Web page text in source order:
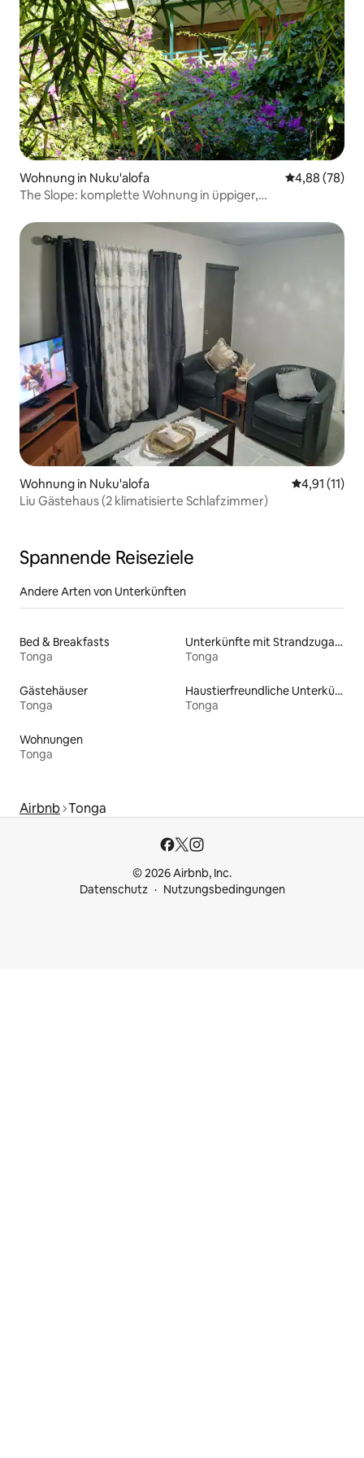
Wohnung in Nuku'alofa
4,88 (78)
The Slope: komplette Wohnung in üppiger,
Wohnung in Nuku'alofa
4,91 (11)
Liu Gästehaus (2 klimatisierte Schlafzimmer)
Spannende Reiseziele
Andere Arten von Unterkünften
Bed & Breakfasts
Tonga
Unterkünfte mit Strandzugang
Tonga
Gästehäuser
Tonga
Haustierfreundliche Unterkünfte
Tonga
Wohnungen
Tonga
Airbnb Tonga
© 2026 Airbnb, Inc.
Datenschutz
Nutzungsbedingungen